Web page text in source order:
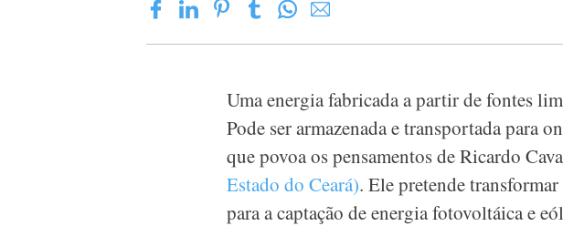
Uma energia fabricada a partir de fontes
Pode ser armazenada e transportada para
que povoa os pensamentos de Ricardo
Estado do Ceará). Ele pretende
para a captação de energia fotovoltáica e